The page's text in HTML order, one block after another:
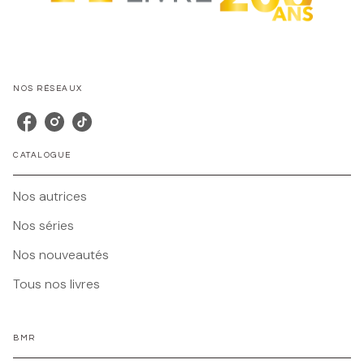
NOS RÉSEAUX
CATALOGUE
Nos autrices
Nos séries
Nos nouveautés
Tous nos livres
BMR